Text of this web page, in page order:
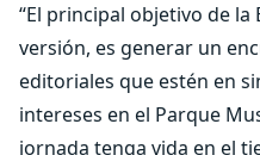
“El principal objetivo de la
versión, es generar un
editoriales que estén en
intereses en el Parque
jornada tenga vida en el